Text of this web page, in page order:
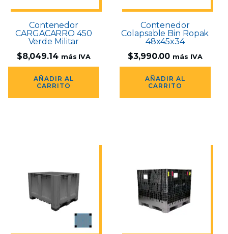
Contenedor
CARGACARRO 450
Verde Militar
$8,049.14 más IVA
AÑADIR AL
CARRITO
Contenedor
Colapsable Bin Ropak
48x45x34
$3,990.00 más IVA
AÑADIR AL
CARRITO